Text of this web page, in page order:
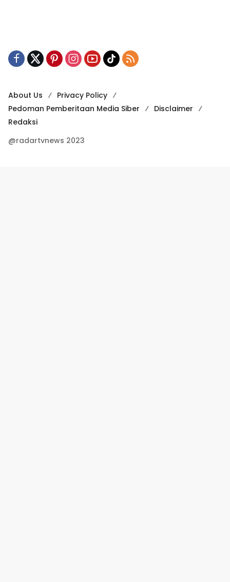
About Us
Privacy Policy
Pedoman Pemberitaan Media Siber
Disclaimer
Redaksi
@radartvnews 2023